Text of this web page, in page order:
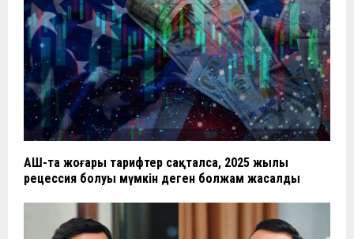
АҚШ-та жоғары тарифтер сақталса, 2025 жылы
рецессия болуы мүмкін деген болжам жасалды